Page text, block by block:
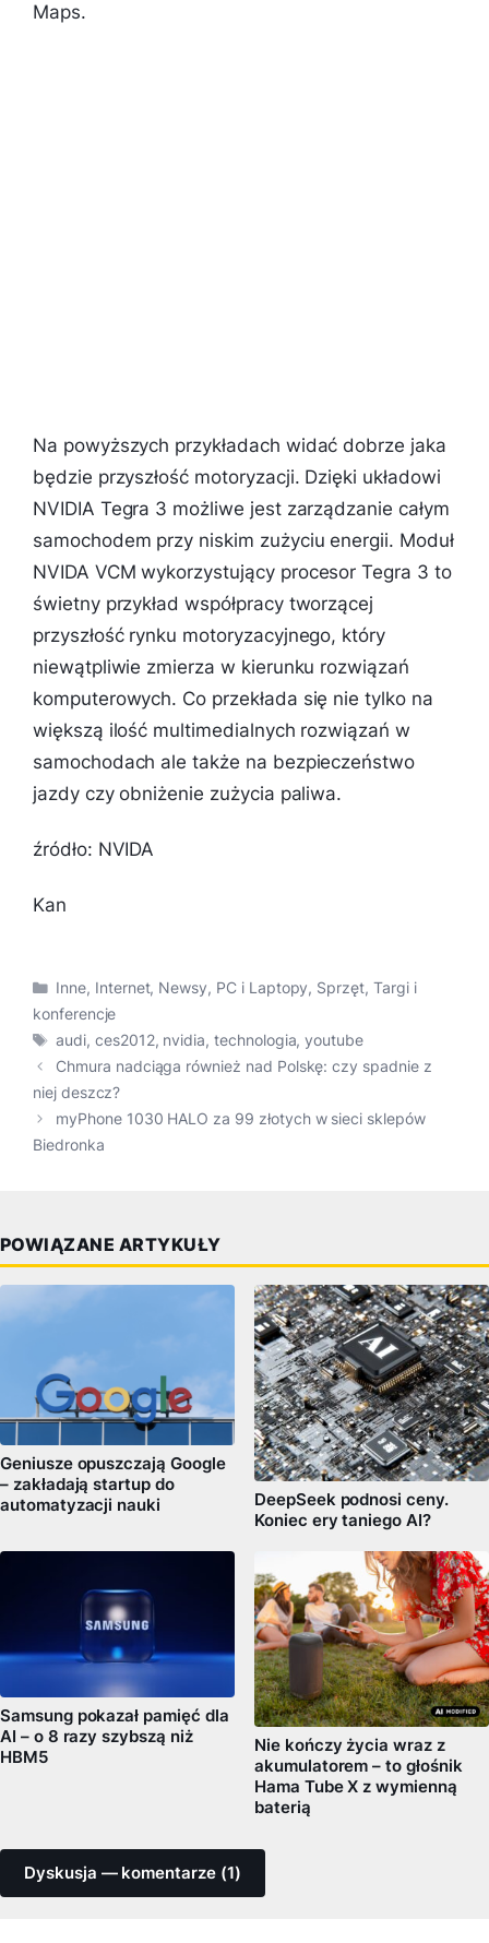
Maps.
Na powyższych przykładach widać dobrze jaka
będzie przyszłość motoryzacji. Dzięki układowi
NVIDIA Tegra 3 możliwe jest zarządzanie całym
samochodem przy niskim zużyciu energii. Moduł
NVIDA VCM wykorzystujący procesor Tegra 3 to
świetny przykład współpracy tworzącej
przyszłość rynku motoryzacyjnego, który
niewątpliwie zmierza w kierunku rozwiązań
komputerowych. Co przekłada się nie tylko na
większą ilość multimedialnych rozwiązań w
samochodach ale także na bezpieczeństwo
jazdy czy obniżenie zużycia paliwa.
źródło: NVIDA
Kan
Kategorie
Inne, Internet, Newsy, PC i Laptopy, Sprzęt, Targi i
konferencje
Tagi
audi, ces2012, nvidia,technologia,youtube
Chmura nadciąga również nad Polskę: czy spadnie z
niej deszcz?
myPhone 1030 HALO za 99 złotych w sieci sklepów
Biedronka
POWIĄZANE ARTYKUŁY
Geniusze opuszczają Google
– zakładają startup do
automatyzacji nauki
DeepSeek podnosi ceny.
Koniec ery taniego AI?
Samsung pokazał pamięć dla
AI – o 8 razy szybszą niż
HBM5
Nie kończy życia wraz z
akumulatorem – to głośnik
Hama Tube X z wymienną
baterią
Dyskusja — komentarze (1)